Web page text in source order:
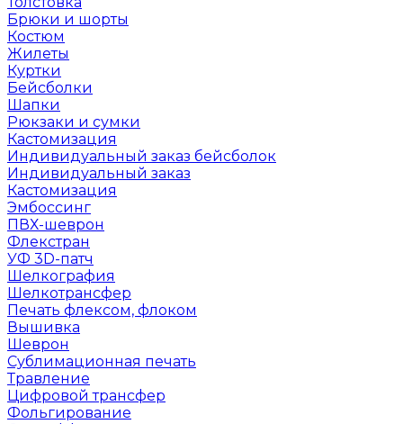
Брюки и шорты
Костюм
Жилеты
Куртки
Бейсболки
Шапки
Рюкзаки и сумки
Кастомизация
Индивидуальный заказ бейсболок
Индивидуальный заказ
Кастомизация
Эмбоссинг
ПВХ-шеврон
Флекстран
УФ 3D-патч
Шелкография
Шелкотрансфер
Печать флексом, флоком
Вышивка
Шеврон
Сублимационная печать
Травление
Цифровой трансфер
Фольгирование